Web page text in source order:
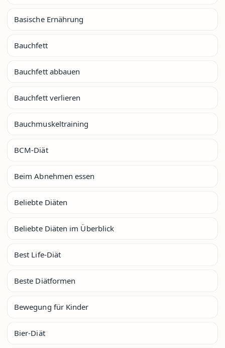
Basische Ernährung
Bauchfett
Bauchfett abbauen
Bauchfett verlieren
Bauchmuskeltraining
BCM-Diät
Beim Abnehmen essen
Beliebte Diäten
Beliebte Diäten im Überblick
Best Life-Diät
Beste Diätformen
Bewegung für Kinder
Bier-Diät